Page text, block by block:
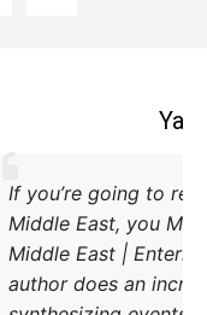
struggle
goals. A